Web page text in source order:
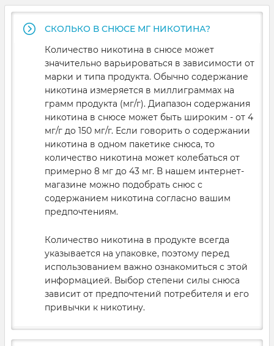
СКОЛЬКО В СНЮСЕ МГ НИКОТИНА?
Количество никотина в снюсе может
значительно варьироваться в зависимости от
марки и типа продукта. Обычно содержание
никотина измеряется в миллиграммах на
грамм продукта (мг/г). Диапазон содержания
никотина в снюсе может быть широким - от 4
мг/г до 150 мг/г. Если говорить о содержании
никотина в одном пакетике снюса, то
количество никотина может колебаться от
примерно 8 мг до 43 мг. В нашем интернет-
магазине можно подобрать снюс с
содержанием никотина согласно вашим
предпочтениям.
Количество никотина в продукте всегда
указывается на упаковке, поэтому перед
использованием важно ознакомиться с этой
информацией. Выбор степени силы снюса
зависит от предпочтений потребителя и его
привычки к никотину.